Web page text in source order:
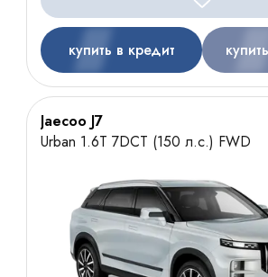
купить в кредит
Jaecoo J7
Urban 1.6T 7DCT (150 л.с.) FWD